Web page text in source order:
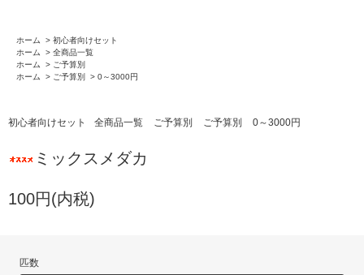
ホーム > 初心者向けセット
ホーム
> 全商品一覧
ホーム
> ご予算別
ホーム
> ご予算別 > 0～3000円
初心者向けセット 全商品一覧 ご予算別 ご予算別 0～3000円
ミックスメダカ
100円(内税)
匹数